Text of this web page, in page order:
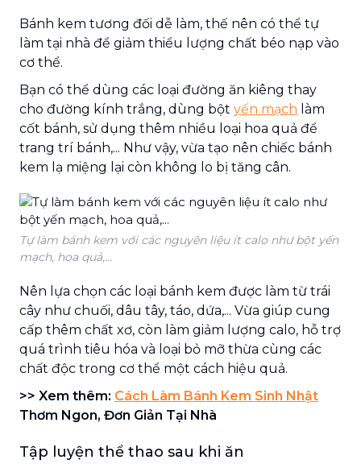
Bánh kem tương đối dễ làm, thế nên có thể tự
làm tại nhà để giảm thiểu lượng chất béo nạp vào
cơ thể.
Bạn có thể dùng các loại đường ăn kiêng thay
cho đường kính trắng, dùng bột yến mạch làm
cốt bánh, sử dụng thêm nhiều loại hoa quả để
trang trí bánh,... Như vậy, vừa tạo nên chiếc bánh
kem lạ miệng lại còn không lo bị tăng cân.
Tự làm bánh kem với các nguyên liệu ít calo như bột yến
mạch, hoa quả,...
Nên lựa chọn các loại bánh kem được làm từ trái
cây như chuối, dâu tây, táo, dứa,... Vừa giúp cung
cấp thêm chất xơ, còn làm giảm lượng calo, hỗ trợ
quá trình tiêu hóa và loại bỏ mỡ thừa cùng các
chất độc trong cơ thể một cách hiệu quả.
>> Xem thêm: Cách Làm Bánh Kem Sinh Nhật
Thơm Ngon, Đơn Giản Tại Nhà
Tập luyện thể thao sau khi ăn